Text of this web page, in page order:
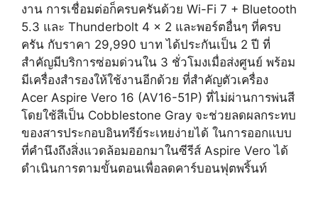
งาน การเชื่อมต่อก็ครบครันด้วย Wi-Fi 7 + Bluetooth
5.3 และ Thunderbolt 4 x 2 และพอร์ตอื่นๆ ที่ครบ
ครัน กับราคา 29,990 บาท ได้ประกันเป็น 2 ปี ที่
สำคัญมีบริการซ่อมด่วนใน 3 ชั่วโมงเมื่อส่งศูนย์ พร้อม
มีเครื่องสำรองให้ใช้งานอีกด้วย ที่สำคัญตัวเครื่อง
Acer Aspire Vero 16 (AV16-51P) ที่ไม่ผ่านการพ่นสี
โดยใช้สีเป็น Cobblestone Gray จะช่วยลดผลกระทบ
ของสารประกอบอินทรีย์ระเหยง่ายได้ ในการออกแบบ
ที่คำนึงถึงสิ่งแวดล้อมออกมาในซีรีส์ Aspire Vero ได้
ดำเนินการตามขั้นตอนเพื่อลดคาร์บอนฟุตพริ้นท์